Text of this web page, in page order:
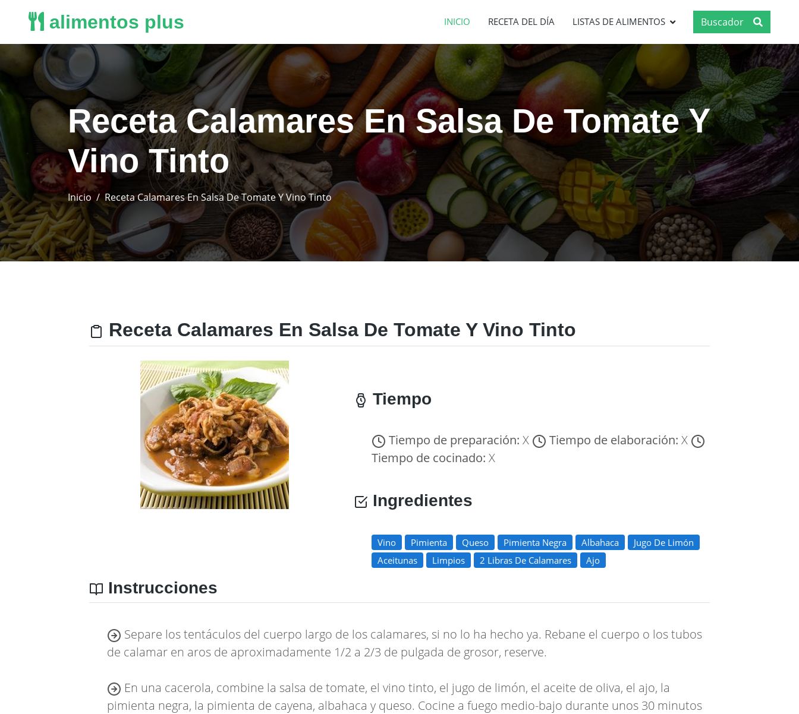
alimentos plus INICIO RECETA DEL DÍA LISTAS DE ALIMENTOS Buscador
Receta Calamares En Salsa De Tomate Y
Vino Tinto
Inicio Receta Calamares En Salsa De Tomate Y Vino Tinto
Receta Calamares En Salsa De Tomate Y Vino Tinto
Tiempo
Tiempo de preparación: X Tiempo de elaboración: X
Tiempo de cocinado: X
Ingredientes
Vino Pimienta Queso Pimienta Negra Albahaca
Jugo De Limón
Aceitunas
Limpios 2 Libras De Calamares Ajo
Instrucciones
Separe los tentáculos del cuerpo largo de los calamares, si no lo ha hecho ya. Rebane el cuerpo o los tubos
de calamar en aros de aproximadamente 1/2 a 2/3 de pulgada de grosor, reserve.
En una cacerola, combine la salsa de tomate, el vino tinto, el jugo de limón, el aceite de oliva, el ajo, la
pimienta negra, la pimienta de cayena, albahaca y queso. Cocine a fuego medio-bajo durante unos 30 minutos